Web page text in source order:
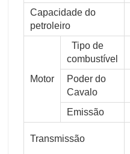
Capacidade do
petroleiro
Motor
Tipo de
combustível
Poder do
Cavalo
Emissão
Transmissão